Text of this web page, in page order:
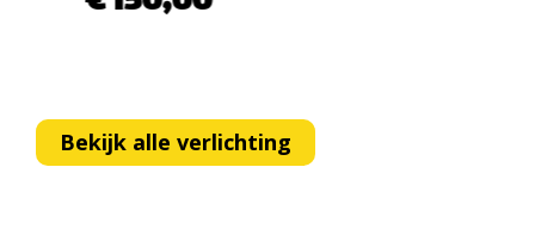
Bekijk alle verlichting